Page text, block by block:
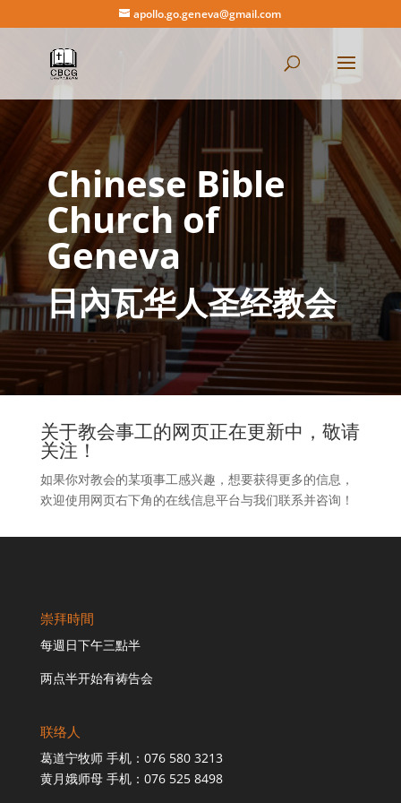
apollo.go.geneva@gmail.com
Chinese Bible
Church of
Geneva
日內瓦华人圣经教会
关于教会事工的网页正在更新中，敬请
关注！
如果你对教会的某项事工感兴趣，想要获得更多的信息，
欢迎使用网页右下角的在线信息平台与我们联系并咨询！
崇拜時間
每週日下午三點半
两点半开始有祷告会
联络人
葛道宁牧师 手机：076 580 3213
黄月娥师母 手机：076 525 8498